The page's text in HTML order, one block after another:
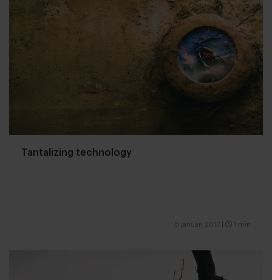
Tantalizing technology
5 januari 2017 1 min